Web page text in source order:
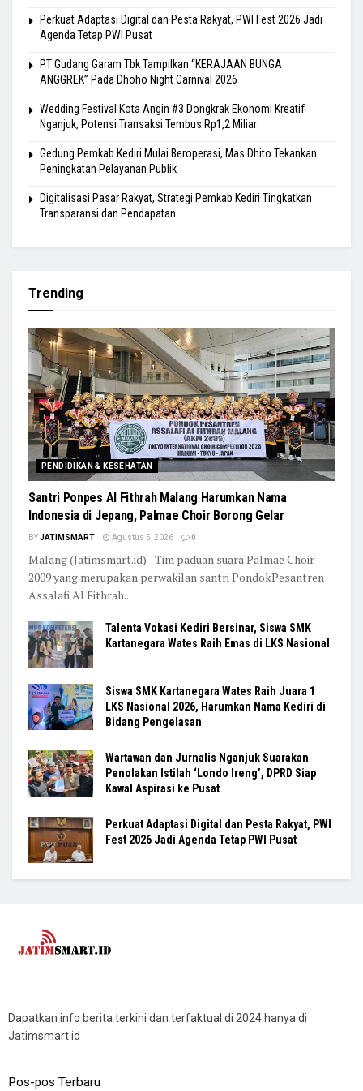
Perkuat Adaptasi Digital dan Pesta Rakyat, PWI Fest 2026 Jadi
Agenda Tetap PWI Pusat
PT Gudang Garam Tbk Tampilkan “KERAJAAN BUNGA
ANGGREK” Pada Dhoho Night Carnival 2026
Wedding Festival Kota Angin #3 Dongkrak Ekonomi Kreatif
Nganjuk, Potensi Transaksi Tembus Rp1,2 Miliar
Gedung Pemkab Kediri Mulai Beroperasi, Mas Dhito Tekankan
Peningkatan Pelayanan Publik
Digitalisasi Pasar Rakyat, Strategi Pemkab Kediri Tingkatkan
Transparansi dan Pendapatan
Trending
PENDIDIKAN & KESEHATAN
Santri Ponpes Al Fithrah Malang Harumkan Nama
Indonesia di Jepang, Palmae Choir Borong Gelar
BYJATIMSMART Agustus 5, 2026 0
Malang (Jatimsmart.id) - Tim paduan suara Palmae Choir
2009 yang merupakan perwakilan santri PondokPesantren
Assalafi Al Fithrah...
Talenta Vokasi Kediri Bersinar, Siswa SMK
Kartanegara Wates Raih Emas di LKS Nasional
Siswa SMK Kartanegara Wates Raih Juara 1
LKS Nasional 2026, Harumkan Nama Kediri di
Bidang Pengelasan
Wartawan dan Jurnalis Nganjuk Suarakan
Penolakan Istilah ‘Londo Ireng’, DPRD Siap
Kawal Aspirasi ke Pusat
Perkuat Adaptasi Digital dan Pesta Rakyat, PWI
Fest 2026 Jadi Agenda Tetap PWI Pusat
Dapatkan info berita terkini dan terfaktual di 2024 hanya di
Jatimsmart.id
Pos-pos Terbaru